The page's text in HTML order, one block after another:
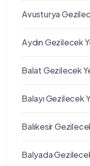
Avusturya
Aydın Gezilecek
Balat Gezilecek
Balayı Gezilecek
Balıkesir
Balyada